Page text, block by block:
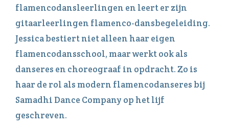
flamencodansleerlingen en leert er zijn
gitaarleerlingen flamenco-dansbegeleiding.
Jessica bestiert niet alleen haar eigen
flamencodansschool, maar werkt ook als
danseres en choreograaf in opdracht. Zo is
haar de rol als modern flamencodanseres bij
Samadhi Dance Company op het lijf
geschreven.